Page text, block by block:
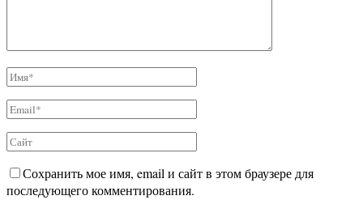
Сохранить мое имя, email и сайт в этом браузере для
последующего комментирования.